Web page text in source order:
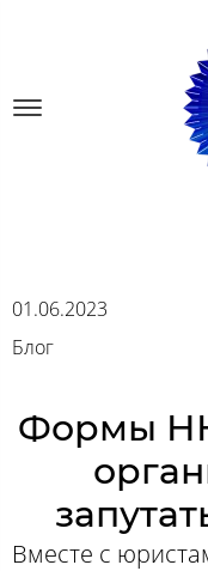
01.06.2023
Блог
Формы
Вместе с